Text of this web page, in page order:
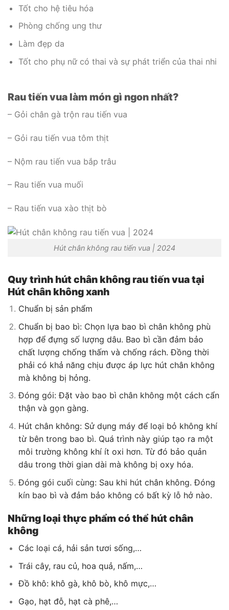
Tốt cho hệ tiêu hóa
Phòng chống ung thư
Làm đẹp da
Tốt cho phụ nữ có thai và sự phát triển của thai nhi
Rau tiến vua làm món gì ngon nhất?
– Gỏi chân gà trộn rau tiến vua
– Gỏi rau tiến vua tôm thịt
– Nộm rau tiến vua bắp trâu
– Rau tiến vua muối
– Rau tiến vua xào thịt bò
Hút chân không rau tiến vua | 2024
Quy trình hút chân không rau tiến vua tại
Hút chân không xanh
Chuẩn bị sản phẩm
Chuẩn bị bao bì: Chọn lựa bao bì chân không phù
hợp để đựng số lượng dâu. Bao bì cần đảm bảo
chất lượng chống thấm và chống rách. Đồng thời
phải có khả năng chịu được áp lực hút chân không
mà không bị hỏng.
Đóng gói: Đặt vào bao bì chân không một cách cẩn
thận và gọn gàng.
Hút chân không: Sử dụng máy để loại bỏ không khí
từ bên trong bao bì. Quá trình này giúp tạo ra một
môi trường không khí ít oxi hơn. Từ đó bảo quản
dâu trong thời gian dài mà không bị oxy hóa.
Đóng gói cuối cùng: Sau khi hút chân không. Đóng
kín bao bì và đảm bảo không có bất kỳ lỗ hở nào.
Những loại thực phẩm có thể hút chân
không
Các loại cá, hải sản tươi sống,…
Trái cây, rau củ, hoa quả, nấm,…
Đồ khô: khô gà, khô bò, khô mực,…
Gạo, hạt đỗ, hạt cà phê,…